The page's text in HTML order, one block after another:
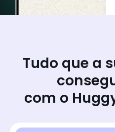
Tudo que a
com o